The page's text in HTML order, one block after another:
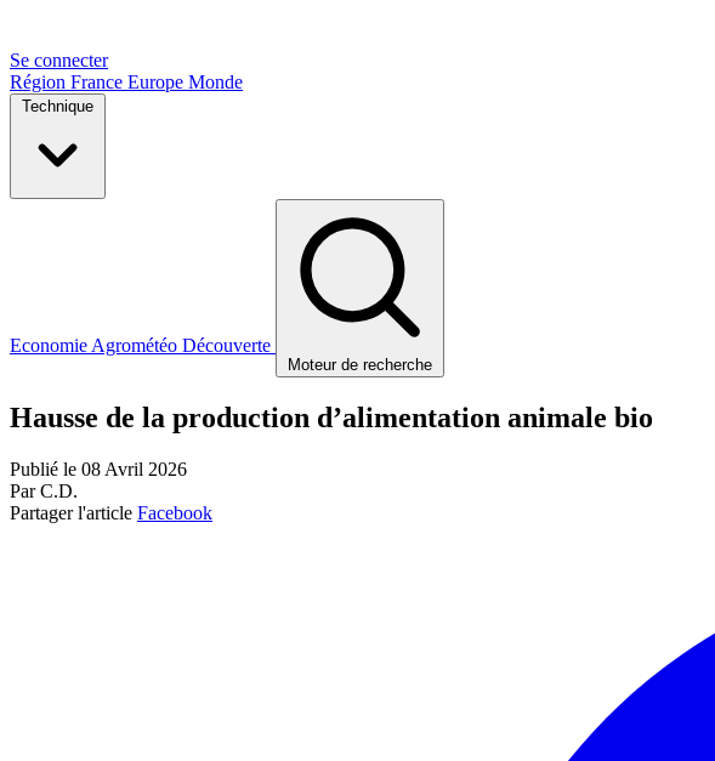
Se connecter
Région France Europe Monde
Technique
Economie Agrométéo Découverte
Moteur de recherche
Hausse de la production d’alimentation animale bio
Publié le 08 Avril 2026
Par C.D.
Partager l'article Facebook